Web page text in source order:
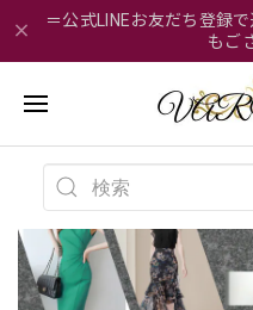
＝公式LINEお友だち登録
もご